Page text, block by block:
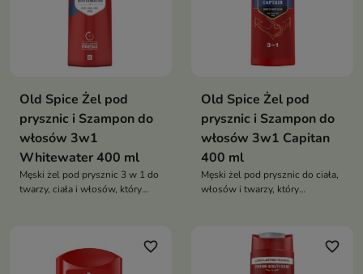
Old Spice Żel pod
prysznic i Szampon do
włosów 3w1
Whitewater 400 ml
Męski żel pod prysznic 3 w 1 do
twarzy, ciała i włosów, który
zapach inspirowany świeżą
wodą i cytrusami
Old Spice Żel pod
prysznic i Szampon do
włosów 3w1 Capitan
400 ml
Męski żel pod prysznic do ciała,
włosów i twarzy, który
pozostawia energetyzujący,
męski zapach
favorite_border favorite_border